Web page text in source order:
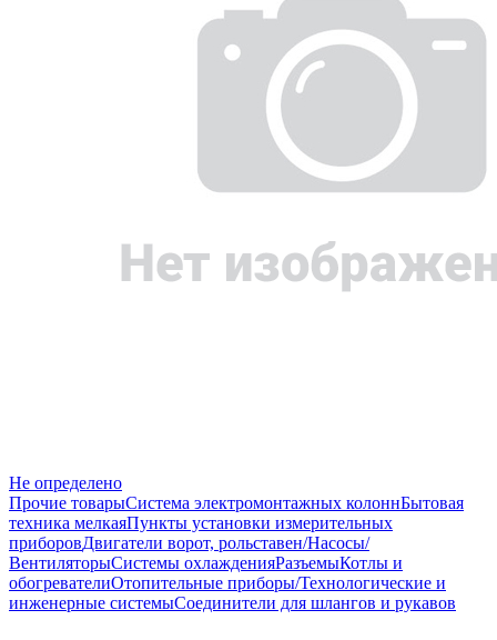
Не определено
Прочие товарыСистема электромонтажных колоннБытовая
техника мелкаяПункты установки измерительных
приборовДвигатели ворот, рольставен/Насосы/
ВентиляторыСистемы охлажденияРазъемыКотлы и
обогревателиОтопительные приборы/Технологические и
инженерные системыСоединители для шлангов и рукавов